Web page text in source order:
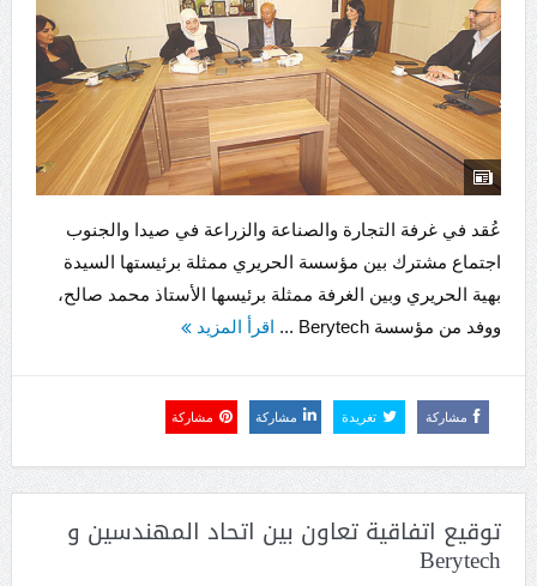
عُقد في غرفة التجارة والصناعة والزراعة في صيدا والجنوب
اجتماع مشترك بين مؤسسة الحريري ممثلة برئيستها السيدة
بهية الحريري وبين الغرفة ممثلة برئيسها الأستاذ محمد صالح،
ووفد من مؤسسة Berytech ...
اقرأ المزيد
مشاركة تغريدة مشاركة مشاركة
توقيع اتفاقية تعاون بين اتحاد المهندسين و
Berytech